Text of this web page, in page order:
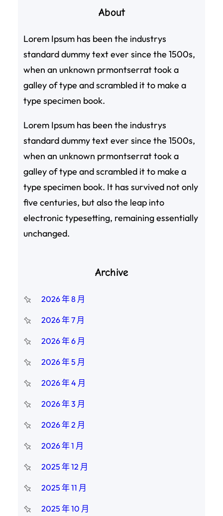
About
Lorem Ipsum has been the industrys
standard dummy text ever since the 1500s,
when an unknown prmontserrat took a
galley of type and scrambled it to make a
type specimen book.
Lorem Ipsum has been the industrys
standard dummy text ever since the 1500s,
when an unknown prmontserrat took a
galley of type and scrambled it to make a
type specimen book. It has survived not only
five centuries, but also the leap into
electronic typesetting, remaining essentially
unchanged.
Archive
2026 年 8 月
2026 年 7 月
2026 年 6 月
2026 年 5 月
2026 年 4 月
2026 年 3 月
2026 年 2 月
2026 年 1 月
2025 年 12 月
2025 年 11 月
2025 年 10 月